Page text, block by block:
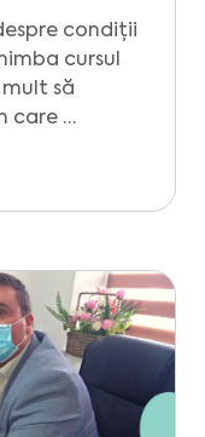
condiții
cursul
să
care …